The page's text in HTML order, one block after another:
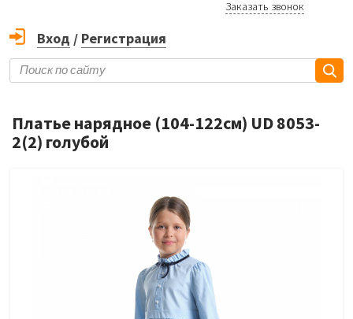
Заказать звонок
Вход / Регистрация
Платье нарядное (104-122см) UD 8053-
2(2) голубой